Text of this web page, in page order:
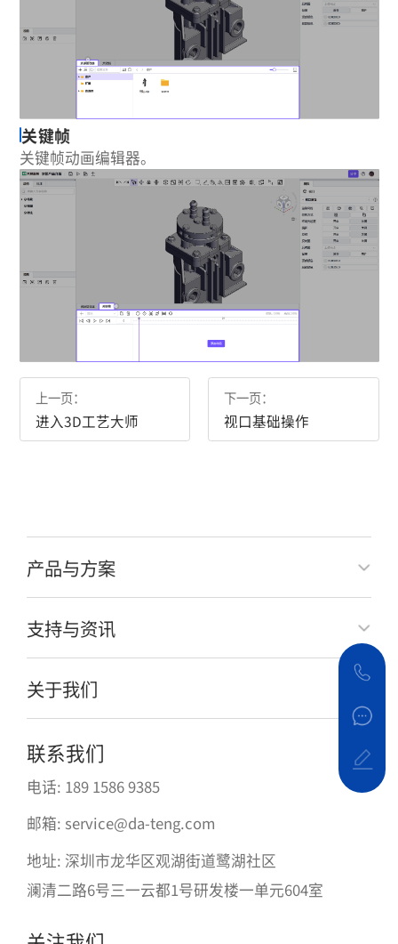
关键帧
关键帧动画编辑器。
上一页：
进入3D工艺大师
下一页：
视口基础操作
产品与方案
支持与资讯
关于我们
联系我们
电话: 189 1586 9385
邮箱: service@da-teng.com
地址: 深圳市龙华区观湖街道鹭湖社区
澜清二路6号三一云都1号研发楼一单元604室